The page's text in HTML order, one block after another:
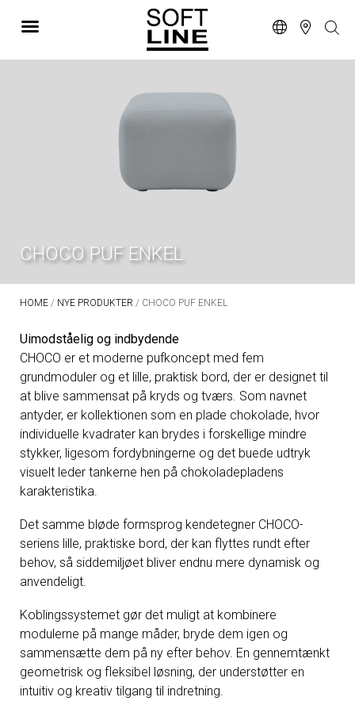
CHOCO PUF ENKEL
HOME / NYE PRODUKTER / CHOCO PUF ENKEL
Uimodståelig og indbydende
CHOCO er et moderne pufkoncept med fem
grundmoduler og et lille, praktisk bord, der er designet til
at blive sammensat på kryds og tværs. Som navnet
antyder, er kollektionen som en plade chokolade, hvor
individuelle kvadrater kan brydes i forskellige mindre
stykker, ligesom fordybningerne og det buede udtryk
visuelt leder tankerne hen på chokoladepladens
karakteristika.
Det samme bløde formsprog kendetegner CHOCO-
seriens lille, praktiske bord, der kan flyttes rundt efter
behov, så siddemiljøet bliver endnu mere dynamisk og
anvendeligt.
Koblingssystemet gør det muligt at kombinere
modulerne på mange måder, bryde dem igen og
sammensætte dem på ny efter behov. En gennemtænkt
geometrisk og fleksibel løsning, der understøtter en
intuitiv og kreativ tilgang til indretning.